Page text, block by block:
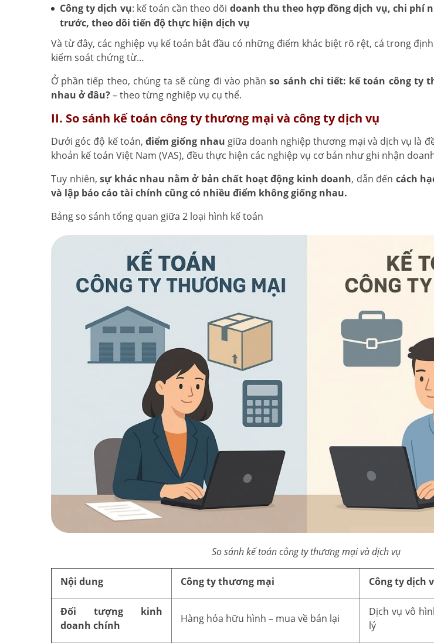
Công ty dịch vụ: kế toán cần theo dõi doanh thu theo hợp đồng dịch vụ, chi phí
trước, theo dõi tiến độ thực hiện dịch vụ
Và từ đây, các nghiệp vụ kế toán bắt đầu có những điểm khác biệt rõ rệt, cả trong
kiểm soát chứng từ…
Ở phần tiếp theo, chúng ta sẽ cùng đi vào phầnso sánh chi tiết: kế toán công ty
nhau ở đâu?– theo từng nghiệp vụ cụ thể.
II. So sánh kế toán công ty thương mại và công ty dịch vụ
Dưới góc độ kế toán,điểm giống nhau giữa doanh nghiệp thương mại và dịch vụ là
khoản kế toán Việt Nam (VAS), đều thực hiện các nghiệp vụ cơ bản như ghi nhận
Tuy nhiên,sự khác nhau nằm ở bản chất hoạt động kinh doanh, dẫn đến cách
và lập báo cáo tài chính cũng có nhiều điểm không giống nhau.
Bảng so sánh tổng quan giữa 2 loại hình kế toán
So sánh kế toán công ty thương mại và dịch vụ
Nội dung Công ty thương mại Công ty dịch
Đối tượng kinh
doanh chính
Hàng hóa hữu hình – mua về bán lại
Dịch vụ vô
lý